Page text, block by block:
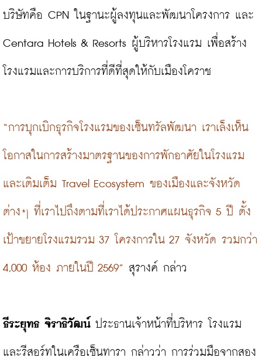
บริษัทคือ CPN ในฐานะผู้ลงทุนและพัฒนาโครงการ และ
Centara Hotels & Resorts ผู้บริหารโรงแรม เพื่อสร้าง
โรงแรมและการบริการที่ดีที่สุดให้กับเมืองโคราช
“การบุกเบิกธุรกิจโรงแรมของเซ็นทรัลพัฒนา เราเล็งเห็น
โอกาสในการสร้างมาตรฐานของการพักอาศัยในโรงแรม
และเติมเต็ม Travel Ecosystem ของเมืองและจังหวัด
ต่างๆ ที่เราไปถึงตามที่เราได้ประกาศแผนธุรกิจ 5 ปี ตั้ง
เป้าขยายโรงแรมรวม 37 โครงการใน 27 จังหวัด รวมกว่า
4,000 ห้อง ภายในปี 2569” สุรางค์ กล่าว
ธีระยุทธ จิราธิวัฒน์ ประธานเจ้าหน้าที่บริหาร โรงแรม
และรีสอร์ทในเครือเซ็นทารา กล่าวว่า การร่วมมือจากสอง